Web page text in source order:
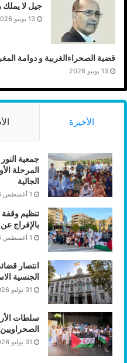
جيل لا يملك
13 يونيو 2026
قضية الصحراءالغربية و دوامة
13 يونيو 2026
الأخيرة
جمعية
المرحلة
الجالية
1 أغسطس 2026
تنظيم وقفة
بالإفراج
1 أغسطس 2026
انتصار
الجنسية
31 يوليو 2026
سلطات
الصحراويين
31 يوليو 2026